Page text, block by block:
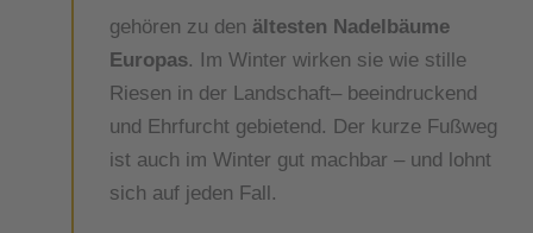
gehören zu den ältesten Nadelbäume
Europas. Im Winter wirken sie wie stille
Riesen in der Landschaft– beeindruckend
und Ehrfurcht gebietend. Der kurze Fußweg
ist auch im Winter gut machbar – und lohnt
sich auf jeden Fall.